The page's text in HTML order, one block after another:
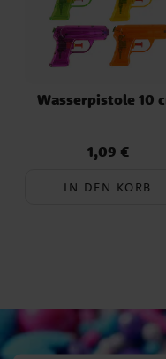
Wasserpistole 10
Preis:1,09 €
1,09 €
IN DEN KORB